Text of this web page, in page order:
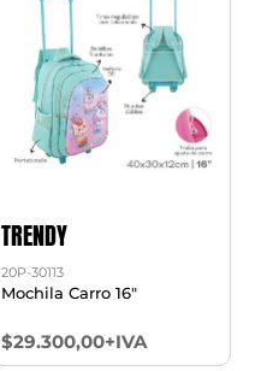
TRENDY
20P-30113
Mochila Carro 16"
$29.300,00+IVA